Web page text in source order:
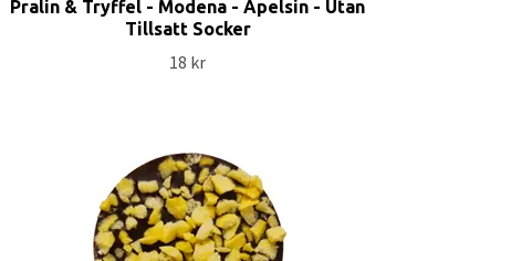
Pralin & Tryffel - Modena - Apelsin - Utan
Tillsatt Socker
18 kr